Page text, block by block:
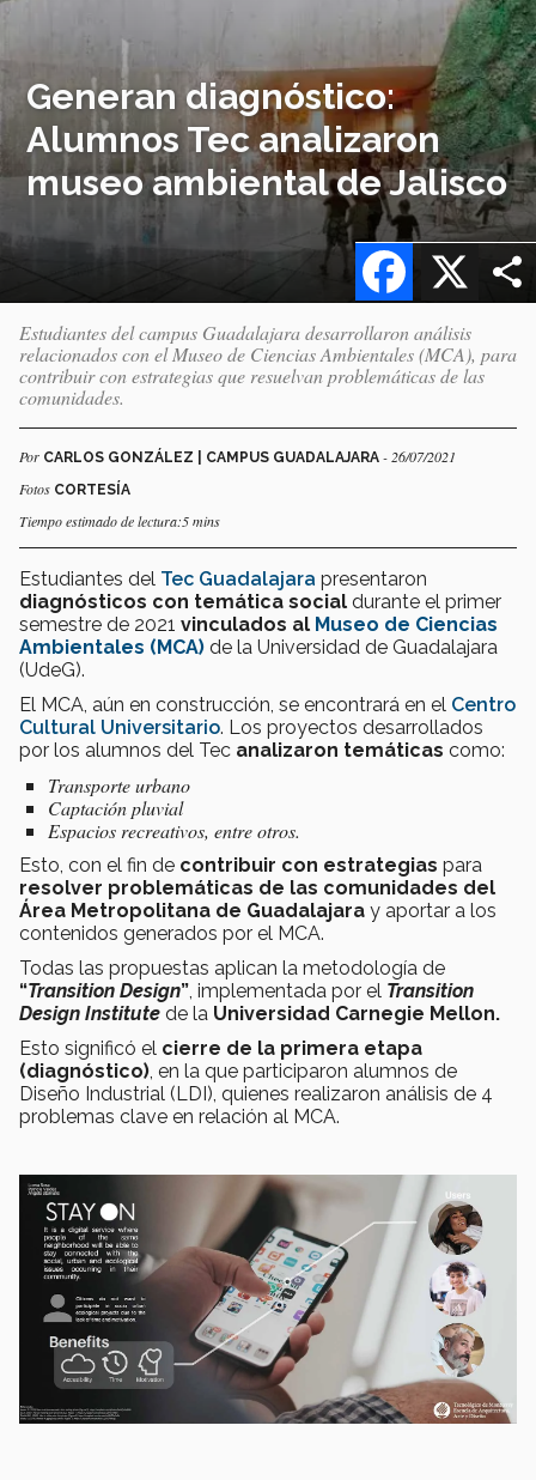
Generan diagnóstico:
Alumnos Tec analizaron
museo ambiental de Jalisco
X
Facebook
Estudiantes del campus Guadalajara desarrollaron análisis
relacionados con el Museo de Ciencias Ambientales (MCA), para
contribuir con estrategias que resuelvan problemáticas de las
comunidades.
Por CARLOS GONZÁLEZ | CAMPUS GUADALAJARA - 26/07/2021
Fotos CORTESÍA
Tiempo estimado de lectura:5 mins
Estudiantes del Tec Guadalajara presentaron
diagnósticos con temática social durante el primer
semestre de 2021 vinculados al Museo de Ciencias
Ambientales (MCA) de la Universidad de Guadalajara
(UdeG).
El MCA, aún en construcción, se encontrará en el Centro
Cultural Universitario. Los proyectos desarrollados
por los alumnos del Tec analizaron temáticas como:
Transporte urbano
Captación pluvial
Espacios recreativos, entre otros.
Esto, con el fin de contribuir con estrategias para
resolver problemáticas de las comunidades del
Área Metropolitana de Guadalajara y aportar a los
contenidos generados por el MCA.
Todas las propuestas aplican la metodología de
“Transition Design” , implementada por el Transition
Design Institute de la Universidad Carnegie Mellon.
Esto significó el cierre de la primera etapa
(diagnóstico) , en la que participaron alumnos de
Diseño Industrial (LDI), quienes realizaron análisis de 4
problemas clave en relación al MCA.